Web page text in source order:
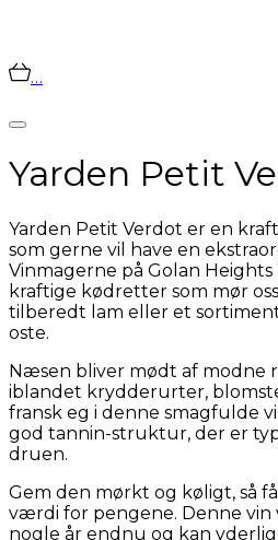
…
Yarden Petit
Yarden Petit Verdot er en
som gerne vil have en
Vinmagerne på Golan
kraftige kødretter som mør
tilberedt lam eller et
oste.
Næsen bliver mødt af modne
iblandet krydderurter,
fransk eg i denne smagfulde
god tannin-struktur, der er
druen.
Gem den mørkt og køligt, så
værdi for pengene. Denne vin
nogle år endnu og kan